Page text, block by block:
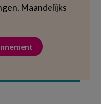
Maandelijks